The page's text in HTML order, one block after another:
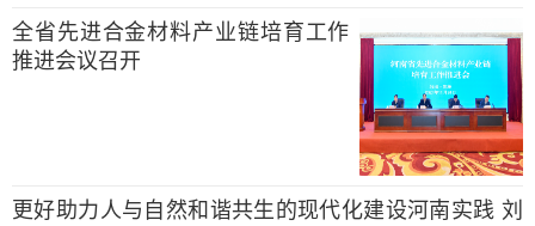
全省先进合金材料产业链培育工作
推进会议召开
更好助力人与自然和谐共生的现代化建设河南实践 刘